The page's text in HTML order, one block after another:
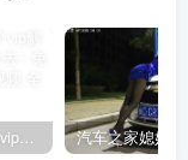
网上分享的 41个vip解析接口 有需要的拿去~ 免费看全网VIP会员视频